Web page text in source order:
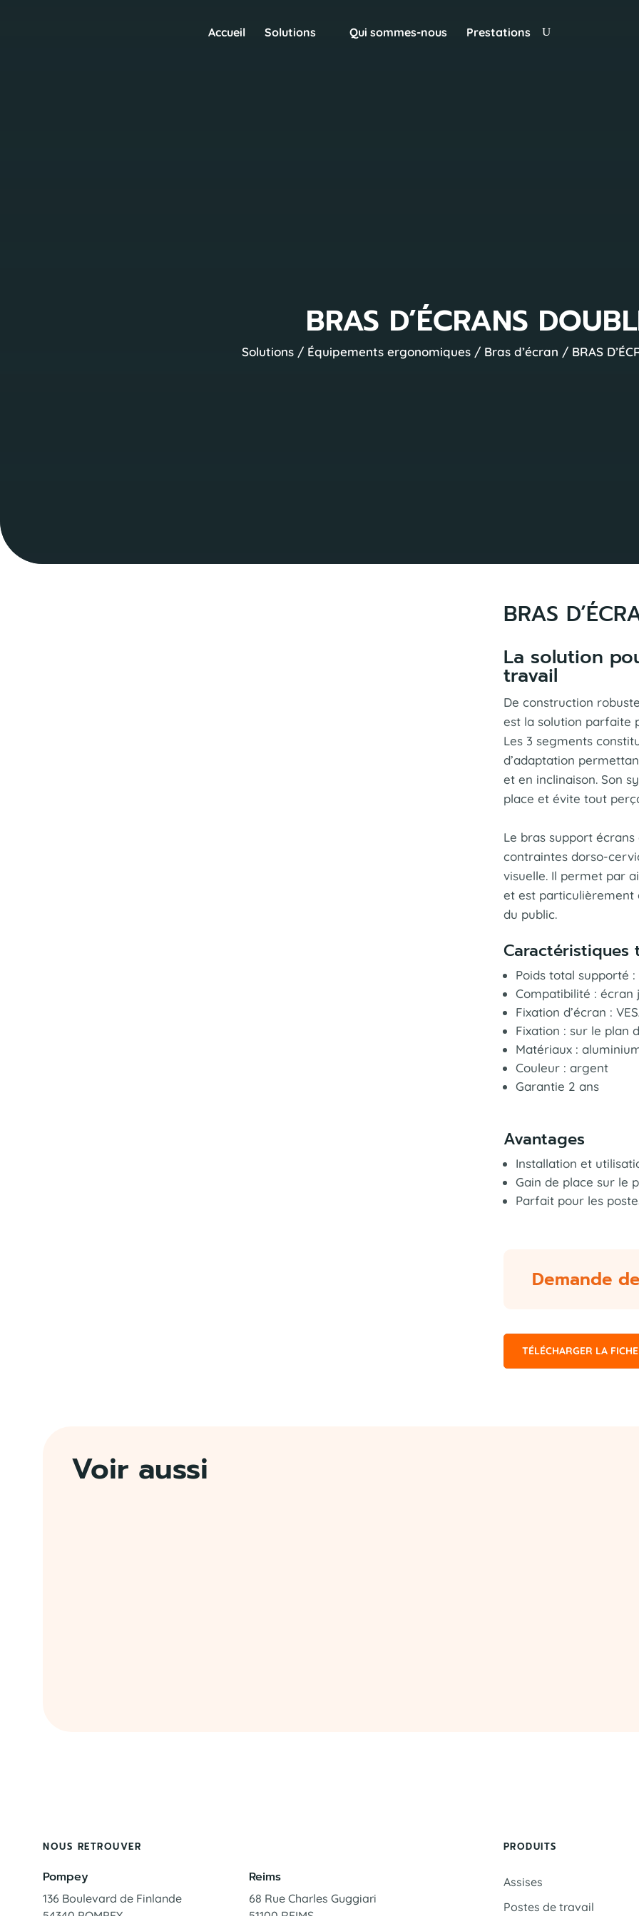
Accueil Solutions Qui sommes-nous Prestations
BRAS D’ÉCRANS
Solutions / Équipements ergonomiques / Bras d’écran / BRAS
BRAS
La solution
travail
De construction
est la solution parfaite
Les 3 segments
d’adaptation
et en inclinaison. Son
place et évite tout
Le bras support
contraintes dorso-
visuelle. Il permet par
et est particulièrement
du public.
Caractéristiques
Poids total supporté :
Compatibilité : écran
Fixation d’écran :
Fixation : sur le plan
Matériaux :
Couleur : argent
Garantie 2 ans
Avantages
Installation et
Gain de place sur le
Parfait pour les
Demande
TÉLÉCHARGER LA
Voir aussi
NOUS RETROUVER
Pompey
136 Boulevard de Finlande
54340 POMPEY
Reims
68 Rue Charles Guggiari
51100 REIMS
PRODUITS
Assises
Postes de travail